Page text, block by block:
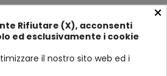
×
Rifiutare (X), acconsenti
ed esclusivamente i cookie
il nostro sito web ed i